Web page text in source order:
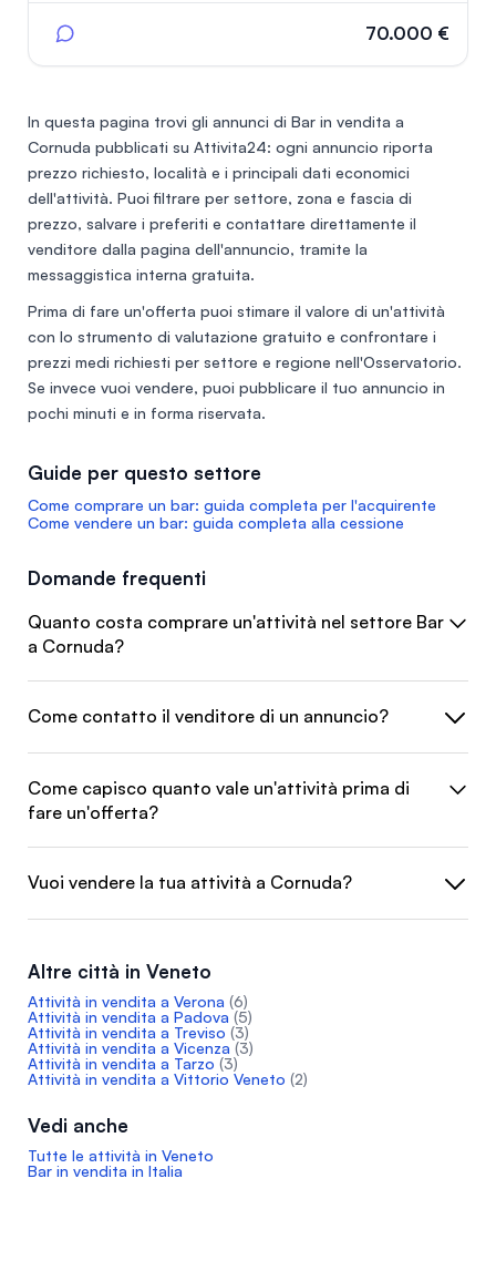
orario principalmente serale, dalle 16 in poi. Buon
d’apertura, attrezzature e arredi in perfetto stato.
70.000 €
In questa pagina trovi gli annunci di Bar in vendita a
Cornuda pubblicati su Attivita24: ogni annuncio riporta
prezzo richiesto, località e i principali dati economici
dell'attività. Puoi filtrare per settore, zona e fascia di
prezzo, salvare i preferiti e contattare direttamente il
venditore dalla pagina dell'annuncio, tramite la
messaggistica interna gratuita.
Prima di fare un'offerta puoi stimare il valore di un'attività
con lo strumento di valutazione gratuito e confrontare i
prezzi medi richiesti per settore e regione nell'Osservatorio.
Se invece vuoi vendere, puoi pubblicare il tuo annuncio in
pochi minuti e in forma riservata.
Guide per questo settore
Come comprare un bar: guida completa per l'acquirente
Come vendere un bar: guida completa alla cessione
Domande frequenti
Quanto costa comprare un'attività nel settore Bar
a Cornuda?
Come contatto il venditore di un annuncio?
Come capisco quanto vale un'attività prima di
fare un'offerta?
Vuoi vendere la tua attività a Cornuda?
Altre città in Veneto
Attività in vendita a Verona (6)
Attività in vendita a Padova (5)
Attività in vendita a Treviso (3)
Attività in vendita a Vicenza (3)
Attività in vendita a Tarzo (3)
Attività in vendita a Vittorio Veneto (2)
Vedi anche
Tutte le attività in Veneto
Bar in vendita in Italia